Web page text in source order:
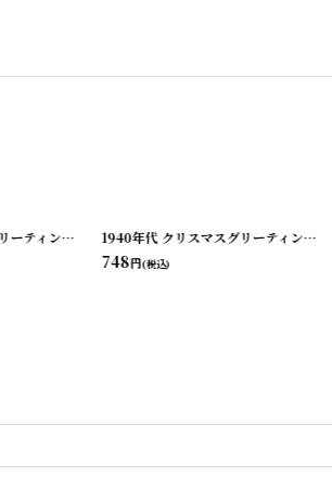
] 1940年代 クリスマスグリーティング ビンテージカード [210928-6] 1940年代 クリスマスグリーティング ビンテージカード
748円(税込)